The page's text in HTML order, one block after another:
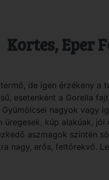
Kortes, Eper
de igen érzékeny a
esetenként a Gorella
Gyümölcsei nagyok vagy
üregesek, kúp alakúak,
aszmagok szintén
nagy, erős, feltörekvő.